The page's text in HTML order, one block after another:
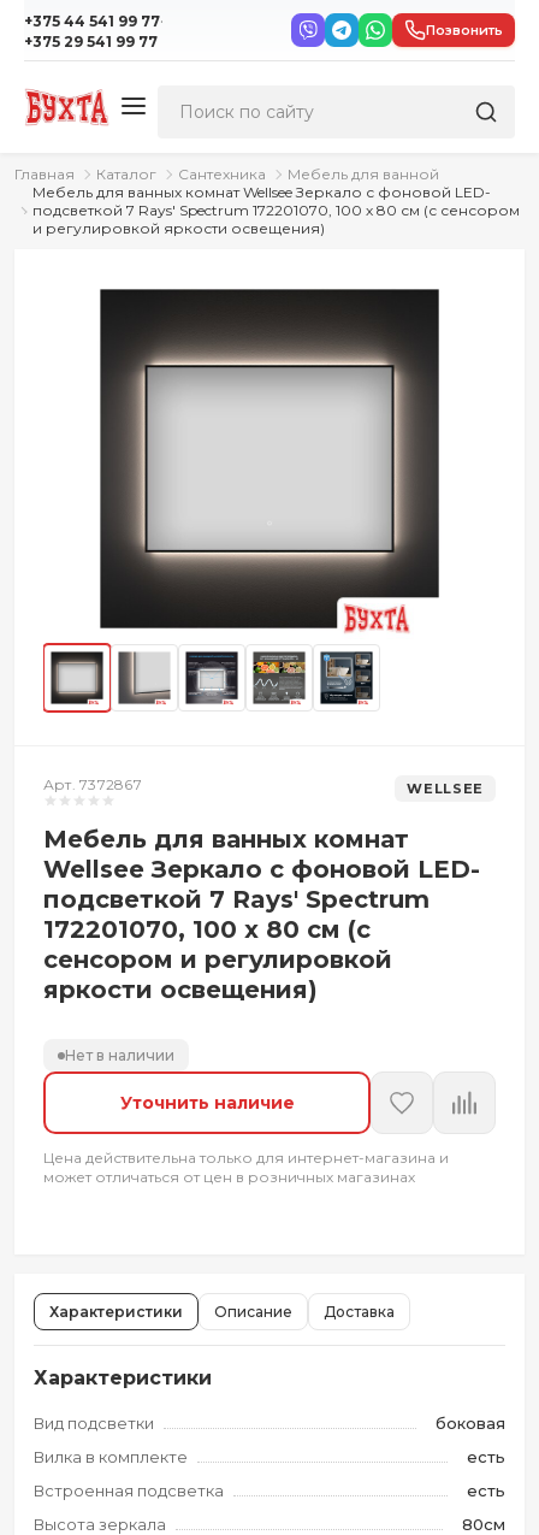
+375 44 541 99 77·
+375 29 541 99 77
Позвонить
Главная Каталог Сантехника
Мебель для ванной
Мебель для ванных комнат Wellsee Зеркало с фоновой LED-
подсветкой 7 Rays' Spectrum 172201070, 100 х 80 см (с сенсором
и регулировкой яркости освещения)
Арт. 7372867 WELLSEE
Мебель для ванных комнат
Wellsee Зеркало с фоновой LED-
подсветкой 7 Rays' Spectrum
172201070, 100 х 80 см (с
сенсором и регулировкой
яркости освещения)
Нет в наличии
Уточнить наличие
Цена действительна только для интернет-магазина и
может отличаться от цен в розничных магазинах
Характеристики Описание Доставка
Характеристики
Вид подсветки
боковая
Вилка в комплекте
есть
Встроенная подсветка
есть
Высота зеркала
80см